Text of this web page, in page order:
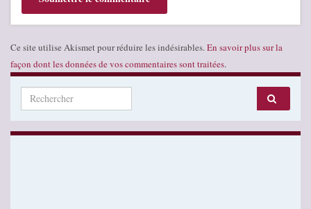
Ce site utilise Akismet pour réduire les indésirables. En savoir plus sur la
façon dont les données de vos commentaires sont traitées.
Search for: